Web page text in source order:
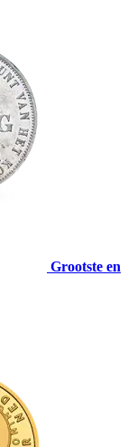
Grootste en